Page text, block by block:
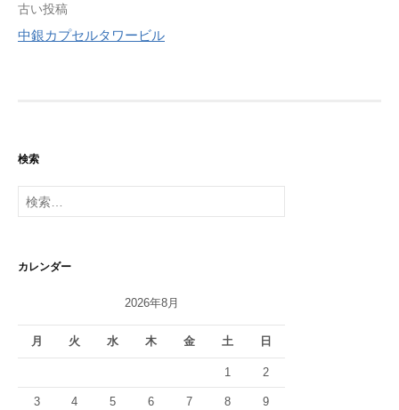
投
稿
シ
ン
古い投稿
中銀カプセルタワービル
検索
検
索:
カレンダー
2026年8月
月 火 水 木 金 土 日
1 2
3 4 5 6 7 8 9